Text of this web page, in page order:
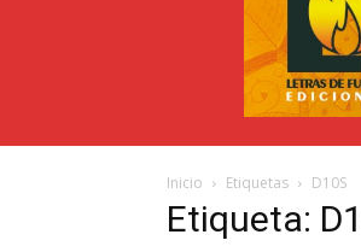
Inicio Etiquetas D10S
Etiqueta: